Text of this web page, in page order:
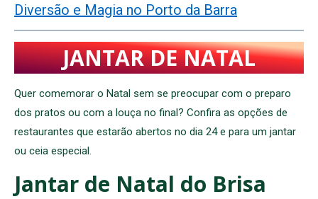
Diversão e Magia no Porto da Barra
JANTAR DE NATAL
Quer comemorar o Natal sem se preocupar com o preparo
dos pratos ou com a louça no final? Confira as opções de
restaurantes que estarão abertos no dia 24 e para um jantar
ou ceia especial.
Jantar de Natal do Brisa